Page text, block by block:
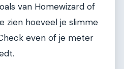
van Homewizard of
zien hoeveel je slimme
even of je meter